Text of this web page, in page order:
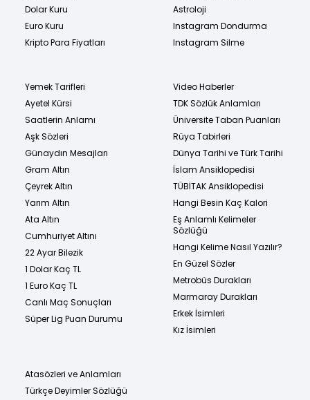
Dolar Kuru
Euro Kuru
Kripto Para Fiyatları
Astroloji
Instagram Dondurma
Instagram Silme
Yemek Tarifleri
Ayetel Kürsi
Saatlerin Anlamı
Aşk Sözleri
Günaydın Mesajları
Gram Altın
Çeyrek Altın
Yarım Altın
Ata Altın
Cumhuriyet Altını
22 Ayar Bilezik
1 Dolar Kaç TL
1 Euro Kaç TL
Canlı Maç Sonuçları
Süper Lig Puan Durumu
Video Haberler
TDK Sözlük Anlamları
Üniversite Taban Puanları
Rüya Tabirleri
Dünya Tarihi ve Türk Tarihi
İslam Ansiklopedisi
TÜBİTAK Ansiklopedisi
Hangi Besin Kaç Kalori
Eş Anlamlı Kelimeler
Sözlüğü
Hangi Kelime Nasıl Yazılır?
En Güzel Sözler
Metrobüs Durakları
Marmaray Durakları
Erkek İsimleri
Kız İsimleri
Atasözleri ve Anlamları
Türkçe Deyimler Sözlüğü